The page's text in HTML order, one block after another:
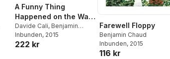
A Funny Thing
Happened on the Way
to School...
Davide Cali, Benjamin
Chaud
Inbunden, 2015
222 kr
Farewell Floppy
Benjamin Chaud
Inbunden, 2015
116 kr